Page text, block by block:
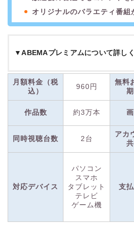
オリジナルのバラエティ番組
▼ABEMAプレミアムについて詳し
ABEMAプレミアムは、ABEMAで放
画や、プレミアム対象作品が見放題
ABEMAとは、テレビ朝日系列のイ
ォームであり、地上波のテレビと同
ABEMAプレミアムには、無料のスタ
い、さまざまな機能があります。ス
組の放送後1週間までしか視聴できま
アムなら過去動画をはじめからすべ
さらに、放送中の番組を最初から再
対応。放送時間に間にあわなくても
月額料金（税
込）
960円
無料
作品数 約3万本
同時視聴台数 2台
アカ
対応デバイス
パソコン
スマホ
タブレット
テレビ
ゲーム機
支